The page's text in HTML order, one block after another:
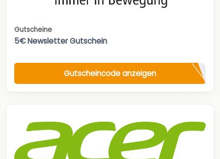
Gutscheine
5€ Newsletter Gutschein
Gutscheincode anzeigen